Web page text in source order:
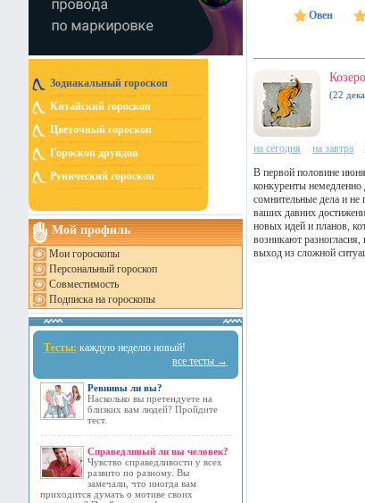
Зодиакальный гороскоп
Китайский гороскоп
Цветочный гороскоп
Гороскоп друидов
Рунический гороскоп
Мой профиль
Мои гороскопы
Персональный гороскоп
Совместимость
Подписка на гороскопы
Тесты: каждую неделю новый!
все тесты →
Ревнивы ли вы?
Насколько вы претендуете на
близких вам людей? Пройдите
тест.
Справедливый ли вы человек?
Чувство справедливости у всех
развито по разному. Вы
замечали, что иногда вам
приходится думать о мотиве своих
Овен
(22
на сегодня на завтра
В первой половине июня
конкуренты немедленно
сомнительные дела и не
ваших давних
новых идей и планов,
возникают
выход из сложной